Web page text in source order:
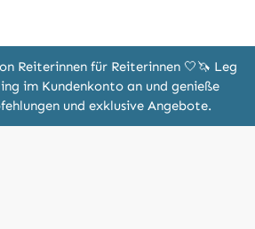
Reiterinnen für Reiterinnen 🤍🦄 Leg
im Kundenkonto an und genieße
und exklusive Angebote.